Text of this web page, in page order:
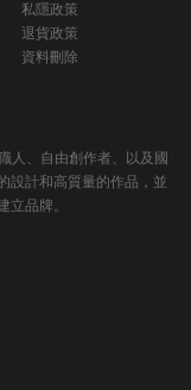
私隱政策
退貨政策
資料刪除
人、自由創作者、以及國
設計和高質量的作品，並
立品牌。